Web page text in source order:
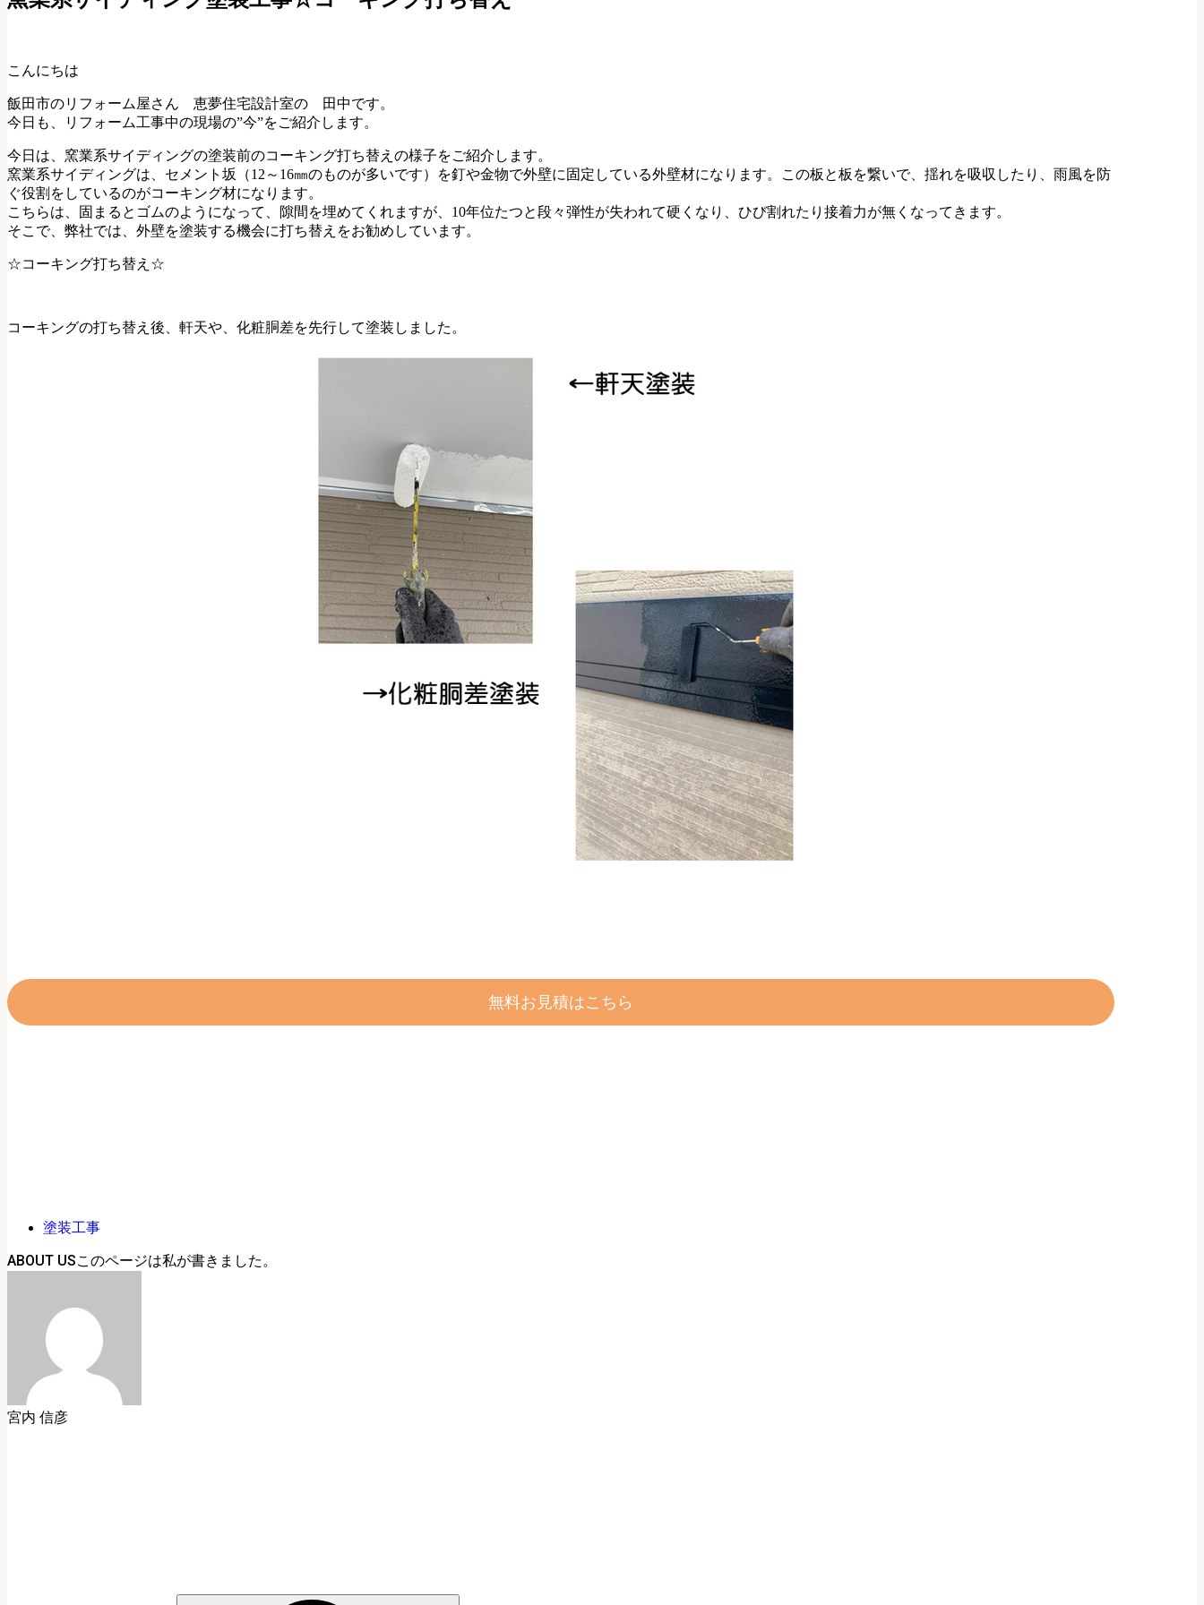
こんにちは
飯田市のリフォーム屋さん 恵夢住宅設計室の 田中です。
今日も、リフォーム工事中の現場の”今”をご紹介します。
今日は、窯業系サイディングの塗装前のコーキング打ち替えの様子をご紹介します。
窯業系サイディングは、セメント坂（12～16㎜のものが多いです）を釘や金物で外壁に固定している外壁材になります。この板と板を繋いで、揺れを吸収したり、雨風を防
ぐ役割をしているのがコーキング材になります。
こちらは、固まるとゴムのようになって、隙間を埋めてくれますが、10年位たつと段々弾性が失われて硬くなり、ひび割れたり接着力が無くなってきます。
そこで、弊社では、外壁を塗装する機会に打ち替えをお勧めしています。
☆コーキング打ち替え☆
コーキングの打ち替え後、軒天や、化粧胴差を先行して塗装しました。
無料お見積はこちら
塗装工事
ABOUT US
宮内 信彦